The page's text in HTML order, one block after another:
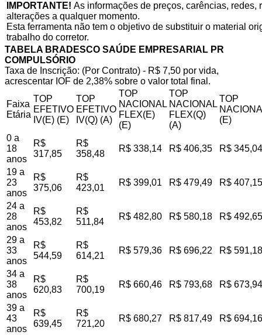
IMPORTANTE! As informações de preços, carências,
alterações a qualquer momento.
Esta ferramenta não tem o objetivo de substituir o material
trabalho do corretor.
TABELA BRADESCO SAÚDE EMPRESARIAL PR
COMPULSÓRIO
Taxa de Inscrição: (Por Contrato) - R$ 7,50 por vida,
acrescentar IOF de 2,38% sobre o valor total final.
Faixa
Etária
TOP
EFETIVO
IV(E) (E)
TOP
EFETIVO
IV(Q) (A)
TOP
NACIONAL
FLEX(E)
(E)
TOP
NACIONAL
FLEX(Q)
(A)
TOP
(E)
0 a
18
anos
R$
317,85
R$
358,48
R$ 338,14 R$ 406,35 R$ 345,04
19 a
23
anos
R$
375,06
R$
423,01
R$ 399,01 R$ 479,49 R$ 407,15
24 a
28
anos
R$
453,82
R$
511,84
R$ 482,80 R$ 580,18 R$ 492,65
29 a
33
anos
R$
544,59
R$
614,21
R$ 579,36 R$ 696,22 R$ 591,18
34 a
38
anos
R$
620,83
R$
700,19
R$ 660,46 R$ 793,68 R$ 673,94
39 a
43
anos
R$
639,45
R$
721,20
R$ 680,27 R$ 817,49 R$ 694,16